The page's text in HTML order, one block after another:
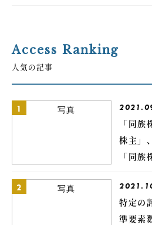
Access Ranking
人気の記事
1
「同
株主」
「同
2
特定の
準要素